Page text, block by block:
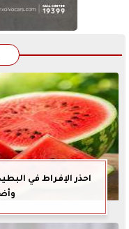
احذر الإفراط في